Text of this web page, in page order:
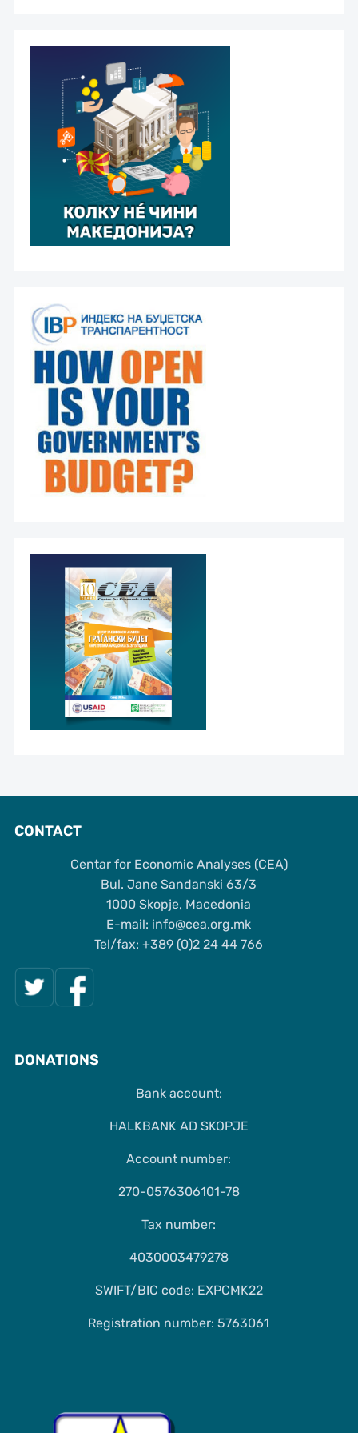
CONTACT
Centar for Economic Analyses (CEA)
Bul. Jane Sandanski 63/3
1000 Skopje, Macedonia
Е-mail: info@cea.org.mk
Tel/fax: +389 (0)2 24 44 766
DONATIONS
Bank account:
HALKBANK AD SKOPJE
Account number:
270-0576306101-78
Tax number:
4030003479278
SWIFT/BIC code: EXPCMK22
Registration number: 5763061